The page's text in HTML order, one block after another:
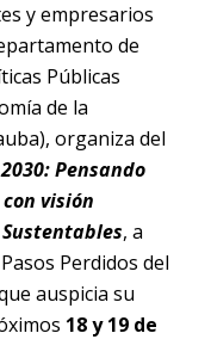
y empresarios
de
Públicas
de la
organiza del
Pensando
visión
, a
Perdidos del
auspicia su
18 y 19 de